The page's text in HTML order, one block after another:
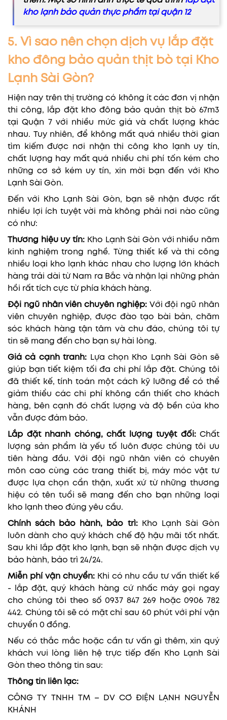
kho lạnh bảo quản thực phẩm tại quận 12
5. Vì sao nên chọn dịch vụ lắp đặt
kho đông bảo quản thịt bò tại Kho
Lạnh Sài Gòn?
Hiện nay trên thị trường có không ít các đơn vị nhận
thi công, lắp đặt kho đông bảo quản thịt bò 67m3
tại Quận 7 với nhiều mức giá và chất lượng khác
nhau. Tuy nhiên, để không mất quá nhiều thời gian
tìm kiếm được nơi nhận thi công kho lạnh uy tín,
chất lượng hay mất quá nhiều chi phí tốn kém cho
những cơ sở kém uy tín, xin mời bạn đến với Kho
Lạnh Sài Gòn.
Đến với Kho Lạnh Sài Gòn, bạn sẽ nhận được rất
nhiều lợi ích tuyệt vời mà không phải nơi nào cũng
có như:
Thương hiệu uy tín: Kho Lạnh Sài Gòn với nhiều năm
kinh nghiệm trong nghề. Từng thiết kế và thi công
nhiều loại kho lạnh khác nhau cho lượng lớn khách
hàng trải dài từ Nam ra Bắc và nhận lại những phản
hồi rất tích cực từ phía khách hàng.
Đội ngũ nhân viên chuyên nghiệp:Với đội ngũ nhân
viên chuyên nghiệp, được đào tạo bài bản, chăm
sóc khách hàng tận tâm và chu đáo, chúng tôi tự
tin sẽ mang đến cho bạn sự hài lòng.
Giá cả cạnh tranh: Lựa chọn Kho Lạnh Sài Gòn sẽ
giúp bạn tiết kiệm tối đa chi phí lắp đặt. Chúng tôi
đã thiết kế, tính toán một cách kỹ lưỡng để có thể
giảm thiểu các chi phí không cần thiết cho khách
hàng, bên cạnh đó chất lượng và độ bền của kho
vẫn được đảm bảo.
Lắp đặt nhanh chóng, chất lượng tuyệt đối:Chất
lượng sản phẩm là yếu tố luôn được chúng tôi ưu
tiên hàng đầu. Với đội ngũ nhân viên có chuyên
môn cao cùng các trang thiết bị, máy móc vật tư
được lựa chọn cẩn thận, xuất xứ từ những thương
hiệu có tên tuổi sẽ mang đến cho bạn những loại
kho lạnh theo đúng yêu cầu.
Chính sách bảo hành, bảo trì:Kho Lạnh Sài Gòn
luôn dành cho quý khách chế độ hậu mãi tốt nhất.
Sau khi lắp đặt kho lạnh, bạn sẽ nhận được dịch vụ
bảo hành, bảo trì 24/24.
Miễn phí vận chuyển:Khi có nhu cầu tư vấn thiết kế
- lắp đặt, quý khách hàng cứ nhấc máy gọi ngay
cho chúng tôi theo số 0937 847 269 hoặc 0906 782
442. Chúng tôi sẽ có mặt chỉ sau 60 phút với phí vận
chuyển 0 đồng.
Nếu có thắc mắc hoặc cần tư vấn gì thêm, xin quý
khách vui lòng liên hệ trực tiếp đến Kho Lạnh Sài
Gòn theo thông tin sau:
Thông tin liên lạc:
CÔNG TY TNHH TM – DV CƠ ĐIỆN LẠNH NGUYỄN
KHÁNH